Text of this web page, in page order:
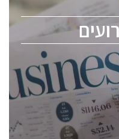
ChipEx2026 will be
conference is
semiconductor
professional